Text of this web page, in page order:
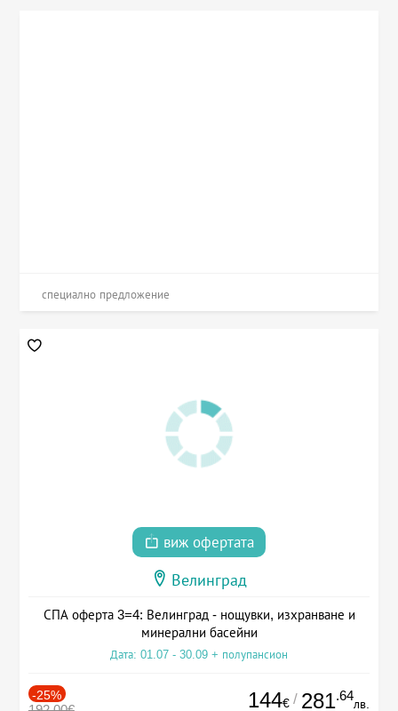
специално предложение
виж офертата
Велинград
СПА оферта 3=4: Велинград - нощувки, изхранване и
минерални басейни
Дата: 01.07 - 30.09 + полупансион
-25% 144€ / 281.64
лв.